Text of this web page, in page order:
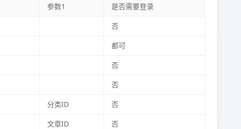
参数1 是否需要登录
否
都可
否
否
分类ID 否
文章ID 否